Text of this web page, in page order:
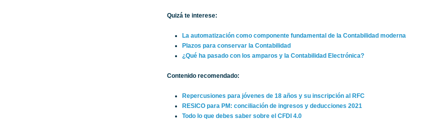
Quizá te interese:
La automatización como componente fundamental de la Contabilidad moderna
Plazos para conservar la Contabilidad
¿Qué ha pasado con los amparos y la Contabilidad Electrónica?
Contenido recomendado:
Repercusiones para jóvenes de 18 años y su inscripción al RFC
RESICO para PM: conciliación de ingresos y deducciones 2021
Todo lo que debes saber sobre el CFDI 4.0